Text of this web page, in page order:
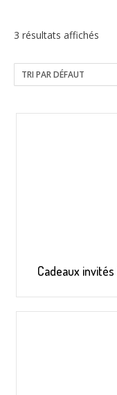
3 résultats affichés
Cadeaux invités